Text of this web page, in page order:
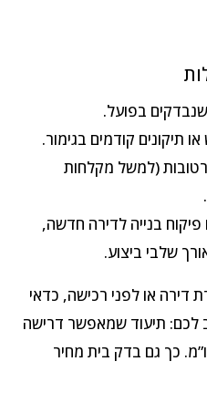
בפועל.
תיקונים קודמים בגימור.
(למשל מקלחות
פיקוח בנייה לדירה חדשה,
שלבי ביצוע.
דירה או לפני רכישה, כדאי
תיעוד שמאפשר דרישה
כך גם בדק בית מחיר